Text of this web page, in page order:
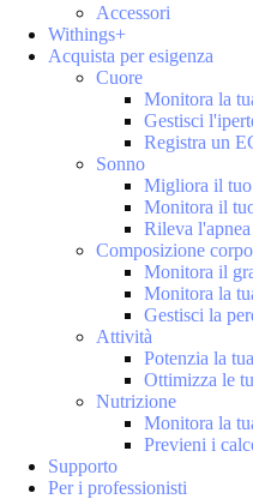
Accessori
Withings+
Acquista per esigenza
Cuore
Monitora la
Gestisci
Registra un
Sonno
Migliora il tuo
Monitora il
Rileva
Composizione
Monitora il
Monitora la
Gestisci la
Attività
Potenzia la
Ottimizza le
Nutrizione
Monitora la
Previeni i
Supporto
Per i professionisti